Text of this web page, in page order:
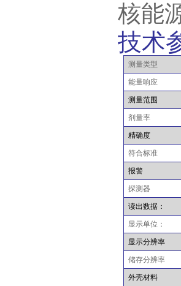
核能
技术
测量类型
能量响应
测量范围
剂量率
精确度
符合标准
报警
探测器
读出数据：
显示单位：
显示分辨率
储存分辨率
外壳材料